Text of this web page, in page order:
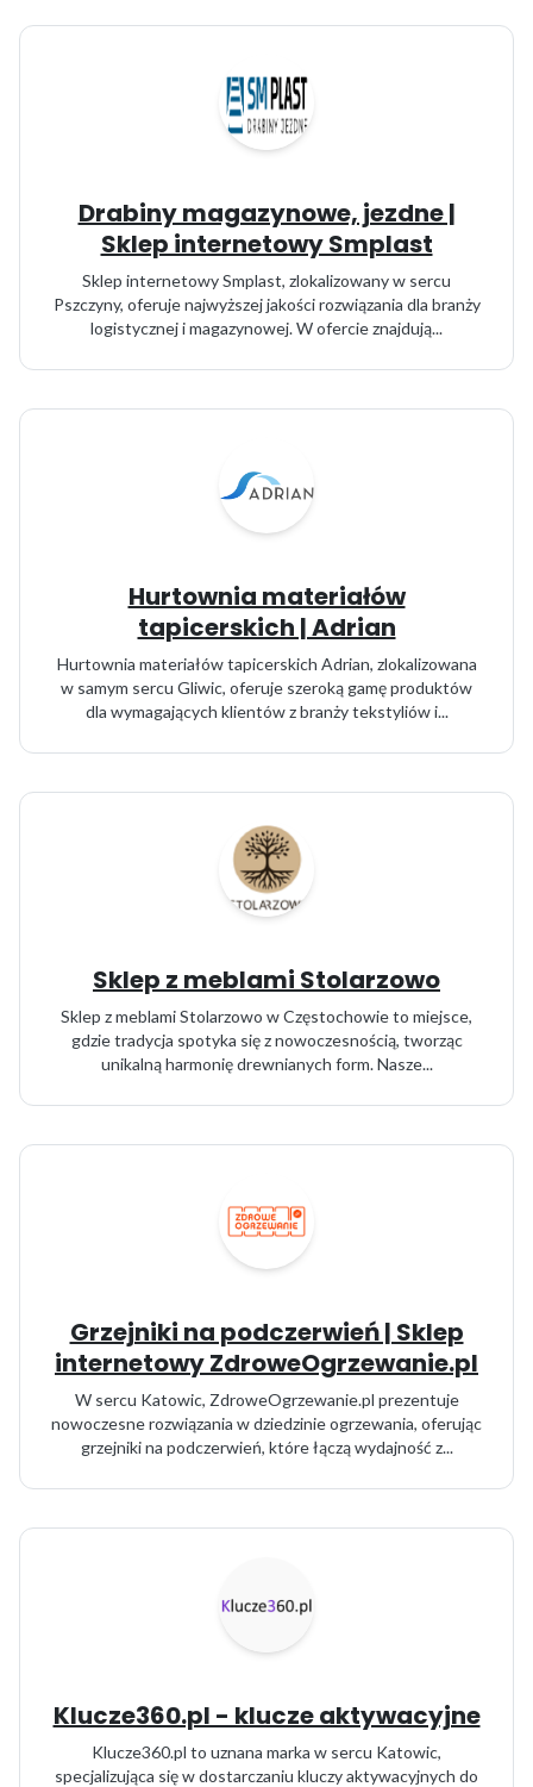
Drabiny magazynowe, jezdne |
Sklep internetowy Smplast
Sklep internetowy Smplast, zlokalizowany w sercu
Pszczyny, oferuje najwyższej jakości rozwiązania dla branży
logistycznej i magazynowej. W ofercie znajdują...
Hurtownia materiałów
tapicerskich | Adrian
Hurtownia materiałów tapicerskich Adrian, zlokalizowana
w samym sercu Gliwic, oferuje szeroką gamę produktów
dla wymagających klientów z branży tekstyliów i...
Sklep z meblami Stolarzowo
Sklep z meblami Stolarzowo w Częstochowie to miejsce,
gdzie tradycja spotyka się z nowoczesnością, tworząc
unikalną harmonię drewnianych form. Nasze...
Grzejniki na podczerwień | Sklep
internetowy ZdroweOgrzewanie.pl
W sercu Katowic, ZdroweOgrzewanie.pl prezentuje
nowoczesne rozwiązania w dziedzinie ogrzewania, oferując
grzejniki na podczerwień, które łączą wydajność z...
Klucze360.pl - klucze aktywacyjne
Klucze360.pl to uznana marka w sercu Katowic,
specjalizująca się w dostarczaniu kluczy aktywacyjnych do